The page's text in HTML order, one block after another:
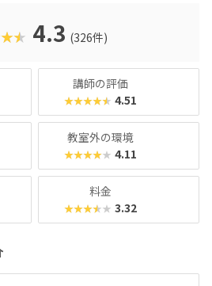
マッチングに使われるそうで、「教
相性が……」なんてトラブルも極力
てくださいね。
4.3 (326件)
講師の評価
★★★★★ 4.51
教室外の環境
★★★★★ 4.11
料金
★★★★★ 3.32